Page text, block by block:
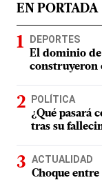
EN PORTADA
DEPORTES
El dominio de
construyeron
POLÍTICA
¿Qué pasará
tras su
ACTUALIDAD
Choque